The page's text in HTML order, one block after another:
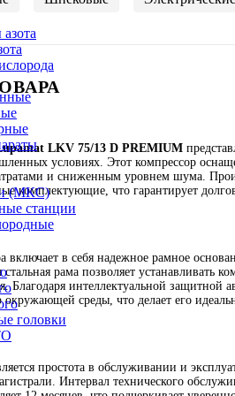
(МКС)
станции
головки
LKV 75/13 D PREMIUM
условиях. Этот компрессор
и сниженным уровнем шума.
комплектующие, что гарантирует
включает в себя надежное рамное
рама позволяет устанавливать
Благодаря интеллектуальной защитной
среды, что делает его
простота в обслуживании и
Интервал технического